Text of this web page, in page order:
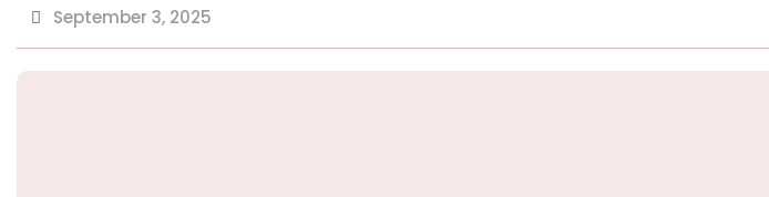
September 3, 2025